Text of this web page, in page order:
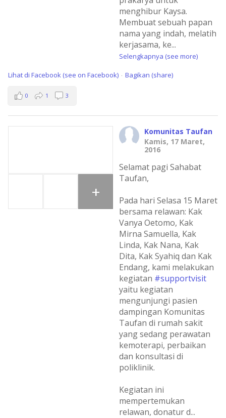
menghibur Kaysa.
Membuat sebuah papan
nama yang indah, melatih
kerjasama, ke...
Selengkapnya (see more)
Lihat di Facebook (see on Facebook) · Bagikan (share)
0 1 3
Komunitas Taufan
Kamis, 17 Maret,
2016
Selamat pagi Sahabat
Taufan,
Pada hari Selasa 15 Maret
bersama relawan: Kak
Vanya Oetomo, Kak
Mirna Samuella, Kak
Linda, Kak Nana, Kak
Dita, Kak Syahiq dan Kak
Endang, kami melakukan
kegiatan #supportvisit
yaitu kegiatan
mengunjungi pasien
dampingan Komunitas
Taufan di rumah sakit
yang sedang perawatan
kemoterapi, perbaikan
dan konsultasi di
poliklinik.
Kegiatan ini
mempertemukan
relawan, donatur d...
+